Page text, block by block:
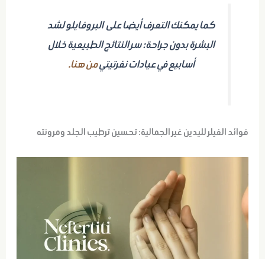
كما يمكنك التعرف أيضا على البروفايلو لشد
البشرة بدون جراحة: سر النتائج الطبيعية خلال
أسابيع في عيادات نفرتيتيمن هنا.
فوائد الفيلر لليدين غير الجمالية: تحسين ترطيب الجلد ومرونته